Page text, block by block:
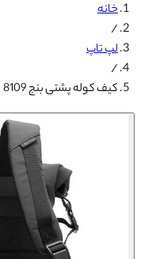
خانه
/
لپ تاپ
/
کیف کوله پشتی بنج 8109